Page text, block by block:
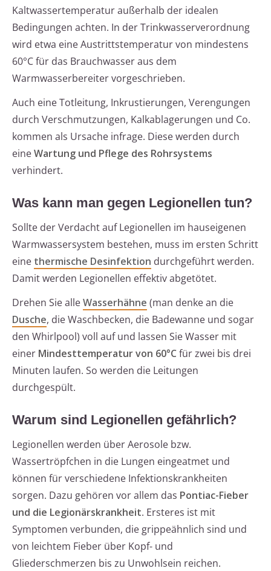
Kaltwassertemperatur außerhalb der idealen
Bedingungen achten. In der Trinkwasserverordnung
wird etwa eine Austrittstemperatur von mindestens
60°C für das Brauchwasser aus dem
Warmwasserbereiter vorgeschrieben.
Auch eine Totleitung, Inkrustierungen, Verengungen
durch Verschmutzungen, Kalkablagerungen und Co.
kommen als Ursache infrage. Diese werden durch
eineWartung und Pflege des Rohrsystems
verhindert.
Was kann man gegen Legionellen tun?
Sollte der Verdacht auf Legionellen im hauseigenen
Warmwassersystem bestehen, muss im ersten Schritt
eine thermische Desinfektion durchgeführt werden.
Damit werden Legionellen effektiv abgetötet.
Drehen Sie alleWasserhähne (man denke an die
Dusche, die Waschbecken, die Badewanne und sogar
den Whirlpool) voll auf und lassen Sie Wasser mit
einer Mindesttemperatur von 60°C für zwei bis drei
Minuten laufen. So werden die Leitungen
durchgespült.
Warum sind Legionellen gefährlich?
Legionellen werden über Aerosole bzw.
Wassertröpfchen in die Lungen eingeatmet und
können für verschiedene Infektionskrankheiten
sorgen. Dazu gehören vor allem das Pontiac-Fieber
und die Legionärskrankheit. Ersteres ist mit
Symptomen verbunden, die grippeähnlich sind und
von leichtem Fieber über Kopf- und
Gliederschmerzen bis zu Unwohlsein reichen.